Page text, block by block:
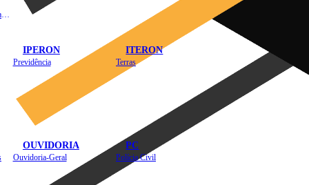
IPERON
Previdência
ITERON
Terras
OUVIDORIA
Ouvidoria-Geral
PC
Polícia Civil